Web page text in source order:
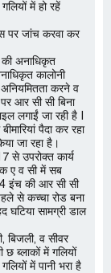
में हो रहें
पर जांच करवा कर
की अनाधिकृत
कालोनी
करने व
आर सी सी बिना
लगाईं जा रही है I
पैदा कर रहा
जा रहा है।
से उपरोक्त कार्य
ए व सी में सब
इंच की आर सी सी
से कच्चा रोड बना
घटिया सामग्री डाल
बिजली, व सीवर
ब्लाकों में गलियों
में पानी भरा है